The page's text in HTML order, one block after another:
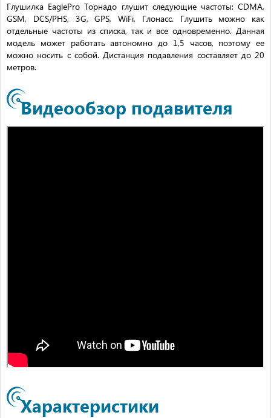
Глушилка EaglePro Торнадо глушит следующие частоты: CDMA,
GSM, DCS/PHS, 3G, GPS, WiFi, Глонасс. Глушить можно как
отдельные частоты из списка, так и все одновременно. Данная
модель может работать автономно до 1,5 часов, поэтому ее
можно носить с собой. Дистанция подавления составляет до 20
метров.
Видеообзор подавителя
Характеристики